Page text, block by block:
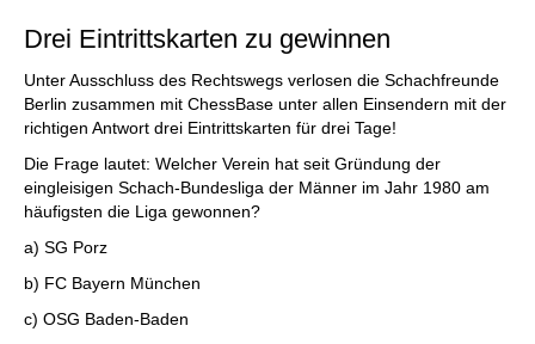
Drei Eintrittskarten zu gewinnen
Unter Ausschluss des Rechtswegs verlosen die Schachfreunde
Berlin zusammen mit ChessBase unter allen Einsendern mit der
richtigen Antwort drei Eintrittskarten für drei Tage!
Die Frage lautet: Welcher Verein hat seit Gründung der
eingleisigen Schach-Bundesliga der Männer im Jahr 1980 am
häufigsten die Liga gewonnen?
a) SG Porz
b) FC Bayern München
c) OSG Baden-Baden